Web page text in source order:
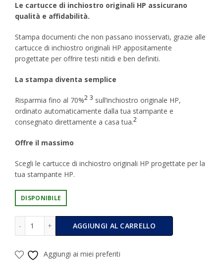
Le cartucce di inchiostro originali HP assicurano
qualità e affidabilità.
Stampa documenti che non passano inosservati, grazie alle
cartucce di inchiostro originali HP appositamente
progettate per offrire testi nitidi e ben definiti.
La stampa diventa semplice
Risparmia fino al 70%2 3 sull’inchiostro originale HP,
ordinato automaticamente dalla tua stampante e
consegnato direttamente a casa tua.2
Offre il massimo
Scegli le cartucce di inchiostro originali HP progettate per la
tua stampante HP.
DISPONIBILE
Cartuccia Hp 305 (120 Pagine) Black/Nero - Originale
AGGIUNGI AL CARRELLO
Alternative:
Aggiungi ai miei preferiti